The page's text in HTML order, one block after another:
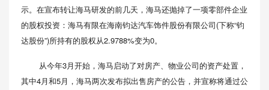
示。在宣布转让海马研发的前几天，海马还抛掉了一项零部件企业
的股权投资：海马有限在海南钧达汽车饰件股份有限公司(下称“钧
达股份”)所持有的股权从2.9788%变为0。
从今年3月开始，海马启动了对房产、物业公司的资产处置，
其中4月和5月，海马两次发布拟出售房产的公告，并宣称将通过公